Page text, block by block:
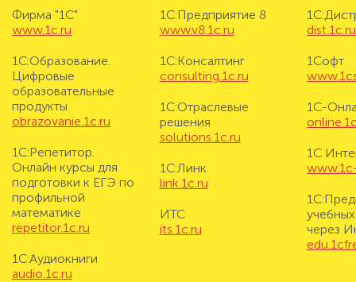
Фирма "1С"
www.1c.ru
1С:Образование.
Цифровые
образовательные
продукты
obrazovanie.1c.ru
1С:Репетитор.
Онлайн курсы для
подготовки к ЕГЭ по
профильной
математике
repetitor.1c.ru
1С:Аудиокниги
audio.1c.ru
1С:Предприятие 8
www.v8.1c.ru
1С:Консалтинг
consulting.1c.ru
1С:Отраслевые
решения
solutions.1c.ru
1С:Линк
link.1c.ru
ИТС
its.1c.ru
dist.1c.ru
1Софт
1С-
1С
через